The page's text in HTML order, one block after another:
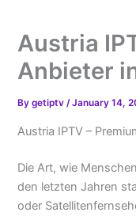
Austria
Anbieter
Bygetiptv/January 14,
Austria IPTV –
Die Art, wie
den letzten Jahren
oder